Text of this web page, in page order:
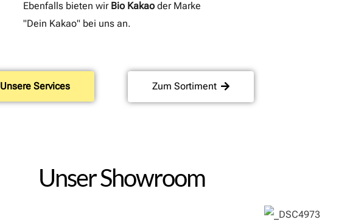
Ebenfalls bieten wir Bio Kakao der Marke
"Dein Kakao" bei uns an.
Unsere Services Zum Sortiment
Unser Showroom